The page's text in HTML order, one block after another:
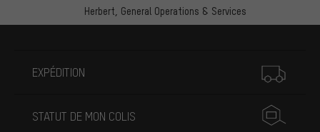
Herbert, General Operations & Services
EXPÉDITION
STATUT DE MON COLIS